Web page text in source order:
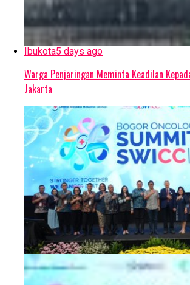
Ibukota5 days ago
Warga Penjaringan Meminta Keadilan
Jakarta